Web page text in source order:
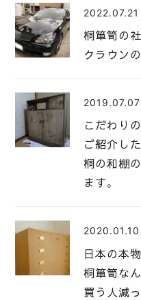
2022.07.21
桐箪笥の
クラウン
2019.07.07
こだわり
ご紹介し
桐の和棚
ます。
2020.01.10
日本の本
桐箪笥な
買う人減